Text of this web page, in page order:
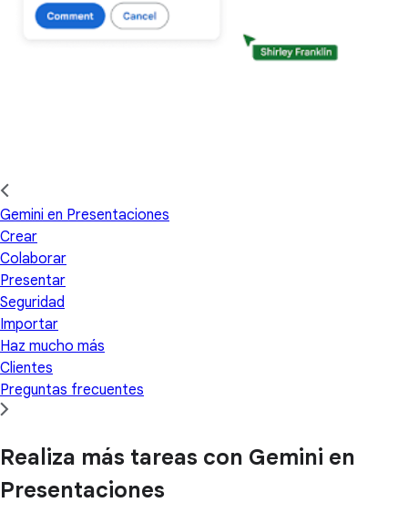
Gemini en Presentaciones
Crear
Colaborar
Presentar
Seguridad
Importar
Haz mucho más
Clientes
Preguntas frecuentes
Realiza más tareas con Gemini en
Presentaciones